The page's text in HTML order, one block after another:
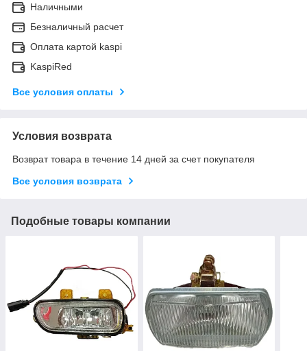
Наличными
Безналичный расчет
Оплата картой kaspi
KaspiRed
Все условия оплаты
Условия возврата
Возврат товара в течение 14 дней за счет покупателя
Все условия возврата
Подобные товары компании